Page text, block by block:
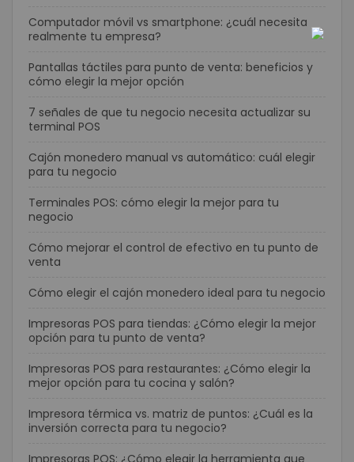
Computador móvil vs smartphone: ¿cuál necesita
realmente tu empresa?
Pantallas táctiles para punto de venta: beneficios y
cómo elegir la mejor opción
7 señales de que tu negocio necesita actualizar su
terminal POS
Cajón monedero manual vs automático: cuál elegir
para tu negocio
Terminales POS: cómo elegir la mejor para tu
negocio
Cómo mejorar el control de efectivo en tu punto de
venta
Cómo elegir el cajón monedero ideal para tu negocio
Impresoras POS para tiendas: ¿Cómo elegir la mejor
opción para tu punto de venta?
Impresoras POS para restaurantes: ¿Cómo elegir la
mejor opción para tu cocina y salón?
Impresora térmica vs. matriz de puntos: ¿Cuál es la
inversión correcta para tu negocio?
Impresoras POS: ¿Cómo elegir la herramienta que